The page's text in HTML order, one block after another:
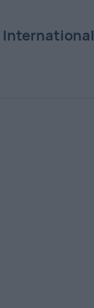
International